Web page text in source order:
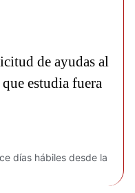
de ayudas al
estudia fuera
días hábiles desde la